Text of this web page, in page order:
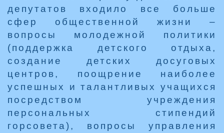
депутатов входило все больше
сфер общественной жизни –
вопросы молодежной политики
(поддержка детского отдыха,
создание детских досуговых
центров, поощрение наиболее
успешных и талантливых учащихся
посредством учреждения
персональных стипендий
горсовета), вопросы управления